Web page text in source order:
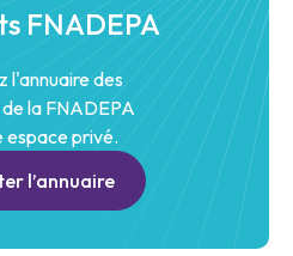
FNADEPA
l'annuaire des
la FNADEPA
espace privé.
l’annuaire